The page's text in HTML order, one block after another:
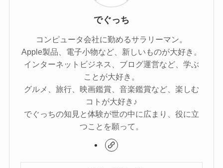
でぐっち
コンピュータ会社に勤めるサラリーマン。
Apple製品、電子小物など、新しいものが大好き。
インターネットビジネス、ブログ運営など、学ぶ
ことが大好き。
グルメ、旅行、映画鑑賞、音楽鑑賞など、楽しむ
コトが大好き♪
でぐっちの知見と体験が世の中に広まり、役に立
つことを願って。